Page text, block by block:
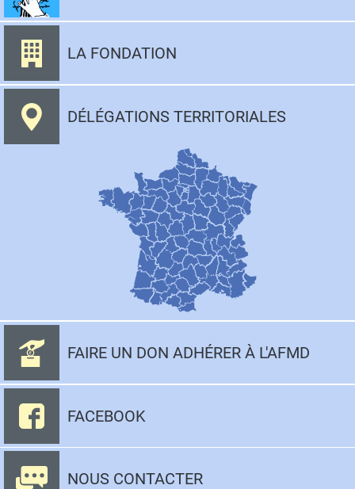
LA FONDATION
DÉLÉGATIONS TERRITORIALES
FAIRE UN DON ADHÉRER À L'AFMD
FACEBOOK
NOUS CONTACTER